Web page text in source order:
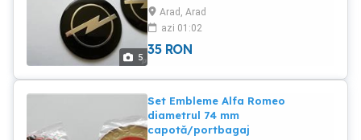
5
35 lei.Arad, Arad
azi 01:02
35 RON
Set Embleme Alfa Romeo
diametrul 74 mm
capotă/portbagaj